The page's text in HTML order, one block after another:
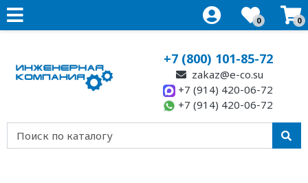
0 0
+7 (800) 101-85-72
zakaz@e-co.su
+7 (914) 420-06-72
+7 (914) 420-06-72